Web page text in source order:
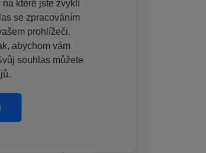
které jste zvyklí
se zpracováním
prohlížeči.
abychom vám
souhlas můžete